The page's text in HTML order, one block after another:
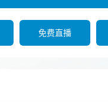
免费直播